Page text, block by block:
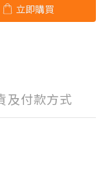
立即購買
及付款方式